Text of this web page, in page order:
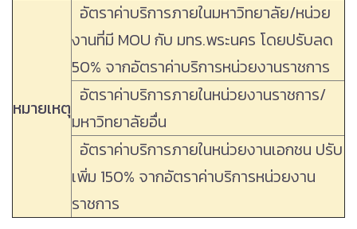
หมายเหตุ
อัตราค่าบริการภายในมหาวิทยาลัย/หน่วย
งานที่มี MOU กับ มทร.พระนคร โดยปรับลด
50% จากอัตราค่าบริการหน่วยงานราชการ
อัตราค่าบริการภายในหน่วยงานราชการ/
มหาวิทยาลัยอื่น
อัตราค่าบริการภายในหน่วยงานเอกชน ปรับ
เพิ่ม 150% จากอัตราค่าบริการหน่วยงาน
ราชการ